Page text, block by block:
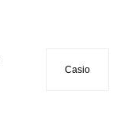
Casio